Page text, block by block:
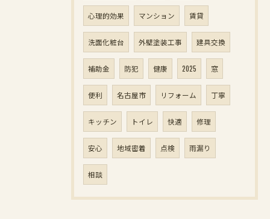
心理的効果 マンション 賃貸
洗面化粧台 外壁塗装工事 建具交換
補助金 防犯 健康 2025 窓
便利 名古屋市 リフォーム 丁寧
キッチン トイレ 快適 修理
安心 地域密着 点検 雨漏り
相談